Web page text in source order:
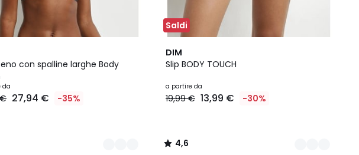
con spalline larghe Body
da
27,94 € -35%
Saldi
DIM
Slip BODY TOUCH
a partire da
19,99 € 13,99 € -30%
4,6
/ 5
3
Colori
4,6
/